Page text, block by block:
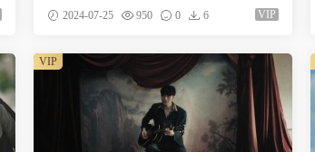
2024-07-25 950 0 6 VIP
VIP